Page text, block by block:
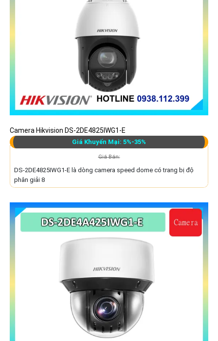
Camera Hikvision DS-2DE4825IWG1-E
Giá Khuyến Mại: 5%-35%
Giá Bán:
DS-2DE4825IWG1-E là dòng camera speed dome có trang bị độ
phân giải 8